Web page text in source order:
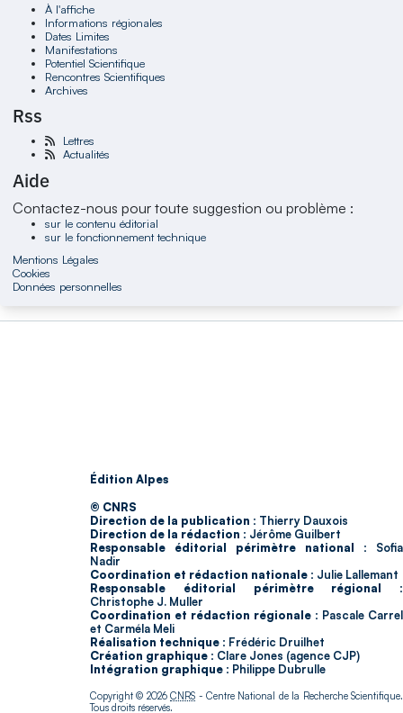
À l'affiche
Informations régionales
Dates Limites
Manifestations
Potentiel Scientifique
Rencontres Scientifiques
Archives
Rss
Lettres
Actualités
Aide
Contactez-nous pour toute suggestion ou problème :
sur le contenu éditorial
sur le fonctionnement technique
Mentions Légales
Cookies
Données personnelles
Édition Alpes
© CNRS
Direction de la publication : Thierry Dauxois
Direction de la rédaction : Jérôme Guilbert
Responsable éditorial périmètre national : Sofia
Nadir
Coordination et rédaction nationale : Julie Lallemant
Responsable éditorial périmètre régional :
Christophe J. Muller
Coordination et rédaction régionale : Pascale Carrel
et Carméla Meli
Réalisation technique : Frédéric Druilhet
Création graphique : Clare Jones (agence CJP)
Intégration graphique : Philippe Dubrulle
Copyright © 2026CNRS - Centre National de la Recherche Scientifique.
Tous droits réservés.